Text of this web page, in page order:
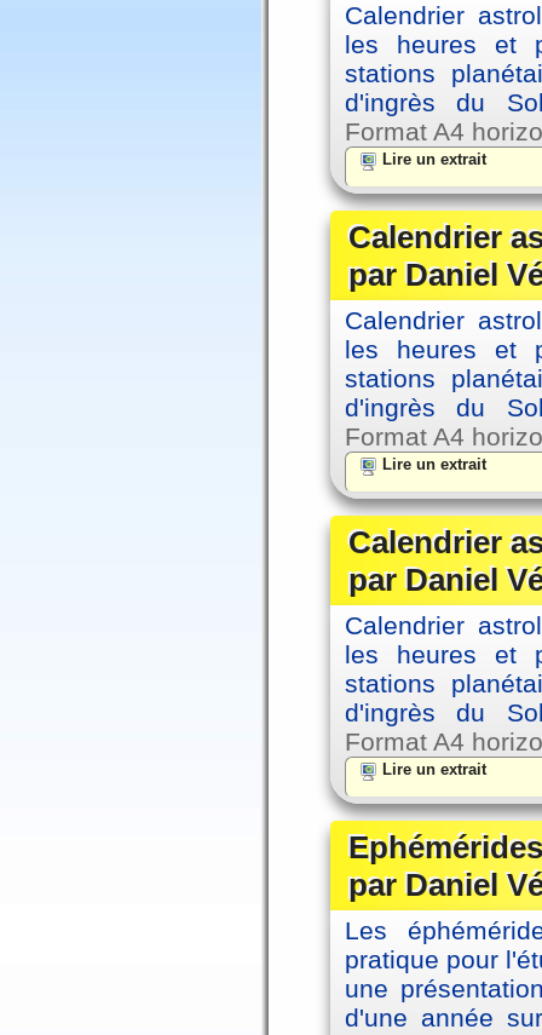
Calendrier
les heures et
stations
d'ingrès du
Format A4
Lire un extrait
Calendrier
par Daniel
Calendrier
les heures et
stations
d'ingrès du
Format A4
Lire un extrait
Calendrier
par Daniel
Calendrier
les heures et
stations
d'ingrès du
Format A4
Lire un extrait
par Daniel
Les
pratique pour
une
d'une année